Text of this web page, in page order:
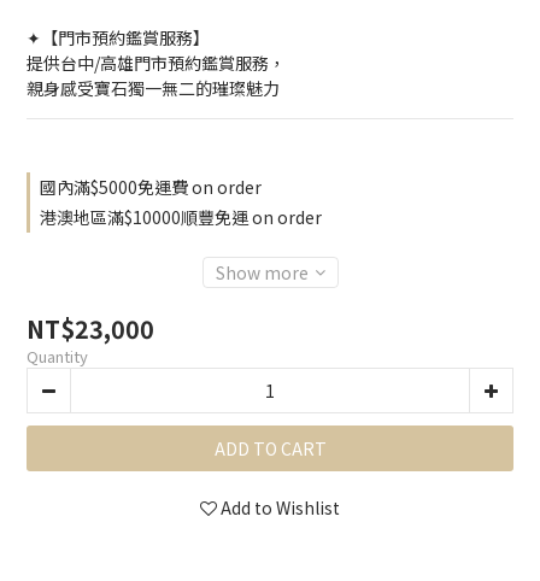
✦【門市預約鑑賞服務】
提供台中/高雄門市預約鑑賞服務，
親身感受寶石獨一無二的璀璨魅力
國內滿$5000免運費 on order
港澳地區滿$10000順豐免運 on order
Show more
NT$23,000
Quantity
ADD TO CART
Add to Wishlist